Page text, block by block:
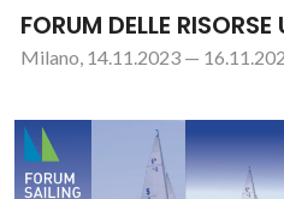
FORUM DELLE
Milano, 14.11.2023 —